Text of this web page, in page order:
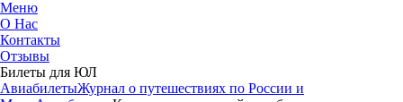
Меню
О Нас
Контакты
Отзывы
Билеты для ЮЛ
АвиабилетыЖурнал о путешествиях по России и